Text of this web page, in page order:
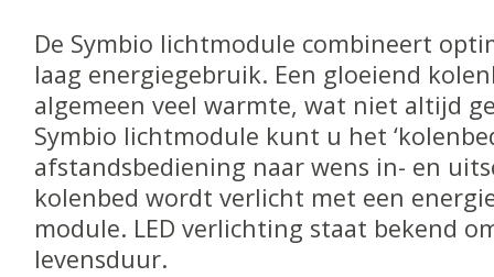
De Symbio lichtmodule combineert
laag energiegebruik. Een gloeiend
algemeen veel warmte, wat niet altijd
Symbio lichtmodule kunt u het
afstandsbediening naar wens in- en
kolenbed wordt verlicht met een
module. LED verlichting staat bekend
levensduur.